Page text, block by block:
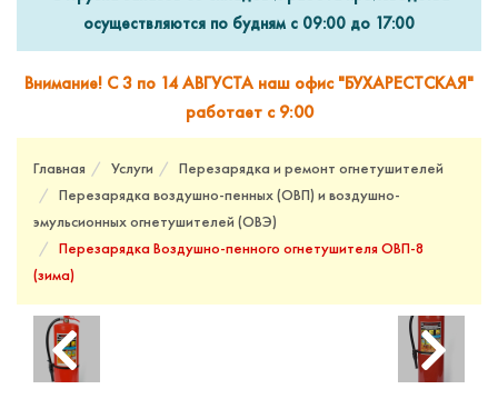
осуществляются по будням с 09:00 до 17:00
Внимание! С 3 по 14 АВГУСТА наш офис "БУХАРЕСТСКАЯ"
работает с 9:00
Главная Услуги
Перезарядка и ремонт огнетушителей
Перезарядка воздушно-пенных (ОВП) и воздушно-
эмульсионных огнетушителей (ОВЭ)
Перезарядка Воздушно-пенного огнетушителя ОВП-8
(зима)